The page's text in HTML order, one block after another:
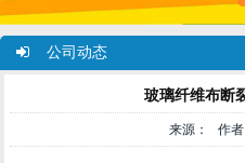
公司动态
玻璃纤维布断
来源： 作者